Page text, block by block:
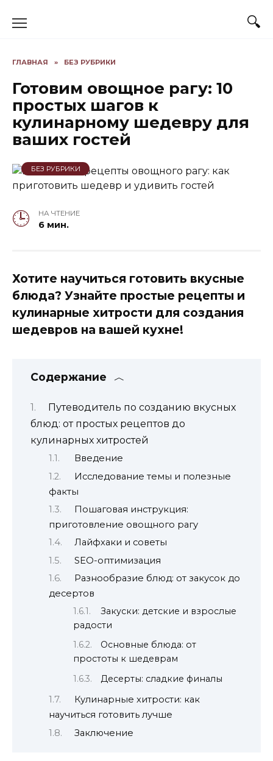
ГЛАВНАЯ » БЕЗ РУБРИКИ
Готовим овощное рагу: 10
простых шагов к
кулинарному шедевру для
ваших гостей
БЕЗ РУБРИКИ
НА ЧТЕНИЕ
6 мин.
Хотите научиться готовить вкусные
блюда? Узнайте простые рецепты и
кулинарные хитрости для создания
шедевров на вашей кухне!
Содержание
Путеводитель по созданию вкусных
блюд: от простых рецептов до
кулинарных хитростей
Введение
Исследование темы и полезные
факты
Пошаговая инструкция:
приготовление овощного рагу
Лайфхаки и советы
SEO-оптимизация
Разнообразие блюд: от закусок до
десертов
Закуски: детские и взрослые
радости
Основные блюда: от
простоты к шедеврам
Десерты: сладкие финалы
Кулинарные хитрости: как
научиться готовить лучше
Заключение